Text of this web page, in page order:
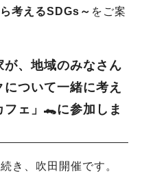
考えるSDGs～ をご案
、地域のみなさん
ついて一緒に考え
ェ」🐊に参加しま
き、吹田開催です。